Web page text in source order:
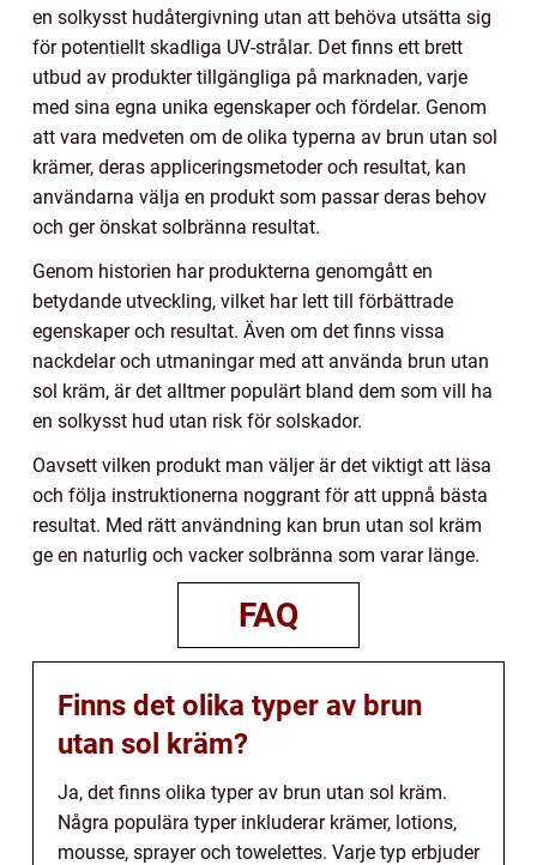
en solkysst hudåtergivning utan att behöva utsätta sig
för potentiellt skadliga UV-strålar. Det finns ett brett
utbud av produkter tillgängliga på marknaden, varje
med sina egna unika egenskaper och fördelar. Genom
att vara medveten om de olika typerna av brun utan sol
krämer, deras appliceringsmetoder och resultat, kan
användarna välja en produkt som passar deras behov
och ger önskat solbränna resultat.
Genom historien har produkterna genomgått en
betydande utveckling, vilket har lett till förbättrade
egenskaper och resultat. Även om det finns vissa
nackdelar och utmaningar med att använda brun utan
sol kräm, är det alltmer populärt bland dem som vill ha
en solkysst hud utan risk för solskador.
Oavsett vilken produkt man väljer är det viktigt att läsa
och följa instruktionerna noggrant för att uppnå bästa
resultat. Med rätt användning kan brun utan sol kräm
ge en naturlig och vacker solbränna som varar länge.
FAQ
Finns det olika typer av brun
utan sol kräm?
Ja, det finns olika typer av brun utan sol kräm.
Några populära typer inkluderar krämer, lotions,
mousse, sprayer och towelettes. Varje typ erbjuder